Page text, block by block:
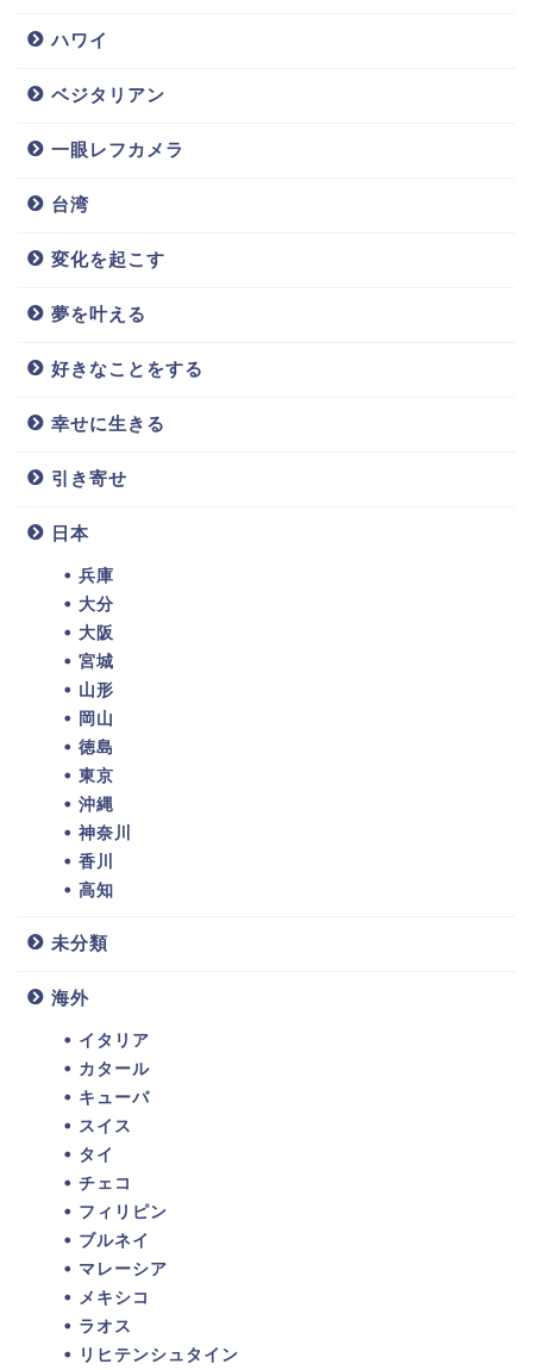
ハワイ
ベジタリアン
一眼レフカメラ
台湾
変化を起こす
夢を叶える
好きなことをする
幸せに生きる
引き寄せ
日本
兵庫
大分
大阪
宮城
山形
岡山
徳島
東京
沖縄
神奈川
香川
高知
未分類
海外
イタリア
カタール
キューバ
スイス
タイ
チェコ
フィリピン
ブルネイ
マレーシア
メキシコ
ラオス
リヒテンシュタイン